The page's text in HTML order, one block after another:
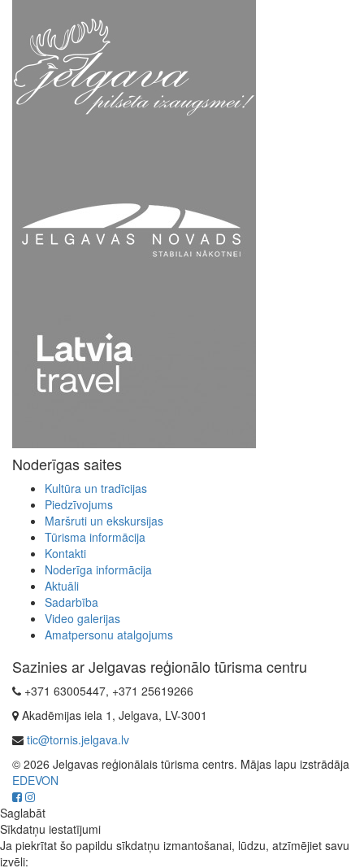
Noderīgas saites
Kultūra un tradīcijas
Piedzīvojums
Maršruti un ekskursijas
Tūrisma informācija
Kontakti
Noderīga informācija
Aktuāli
Sadarbība
Video galerijas
Amatpersonu atalgojums
Sazinies ar Jelgavas reģionālo tūrisma centru
+371 63005447, +371 25619266
Akadēmijas iela 1, Jelgava, LV-3001
tic@tornis.jelgava.lv
© 2026 Jelgavas reģionālais tūrisma centrs. Mājas lapu izstrādāja
EDEVON
Saglabāt
Sīkdatņu iestatījumi
Ja piekrītat šo papildu sīkdatņu izmantošanai, lūdzu, atzīmējiet savu
izvēli: